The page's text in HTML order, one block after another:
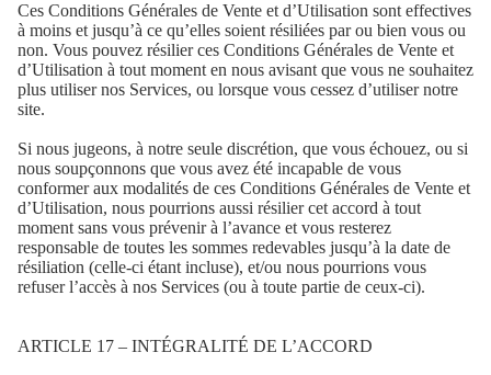
Ces Conditions Générales de Vente et d’Utilisation sont effectives
à moins et jusqu’à ce qu’elles soient résiliées par ou bien vous ou
non. Vous pouvez résilier ces Conditions Générales de Vente et
d’Utilisation à tout moment en nous avisant que vous ne souhaitez
plus utiliser nos Services, ou lorsque vous cessez d’utiliser notre
site.
Si nous jugeons, à notre seule discrétion, que vous échouez, ou si
nous soupçonnons que vous avez été incapable de vous
conformer aux modalités de ces Conditions Générales de Vente et
d’Utilisation, nous pourrions aussi résilier cet accord à tout
moment sans vous prévenir à l’avance et vous resterez
responsable de toutes les sommes redevables jusqu’à la date de
résiliation (celle-ci étant incluse), et/ou nous pourrions vous
refuser l’accès à nos Services (ou à toute partie de ceux-ci).
ARTICLE 17 – INTÉGRALITÉ DE L’ACCORD